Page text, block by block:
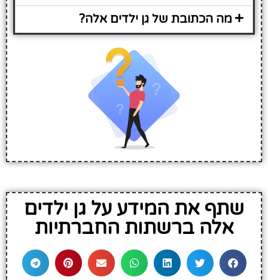
מה הכתובת של גן ילדים אלה?
שתף את המידע על גן ילדים
אלה ברשתות החברתיות